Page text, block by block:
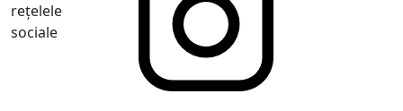
rețelele
sociale